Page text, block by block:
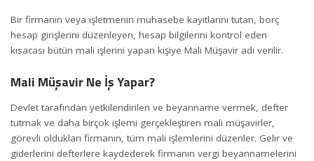
Bir firmanın veya işletmenin muhasebe kayıtlarını tutan, borç
hesap girişlerini düzenleyen, hesap bilgilerini kontrol eden
kısacası bütün mali işlerini yapan kişiye Mali Müşavir adı verilir.
Mali Müşavir Ne İş Yapar?
Devlet tarafından yetkilendirilen ve beyanname vermek, defter
tutmak ve daha birçok işlemi gerçekleştiren mali müşavirler,
görevli oldukları firmanın, tüm mali işlemlerini düzenler. Gelir ve
giderlerini defterlere kaydederek firmanın vergi beyannamelerini